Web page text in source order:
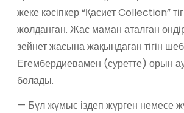
жеке кәсіпкер “Қасиет Collection”
жолданған. Жас маман аталған
зейнет жасына жақындаған тігін
Егембердиевамен (суретте) орын
болады.
— Бұл жұмыс іздеп жүрген немесе